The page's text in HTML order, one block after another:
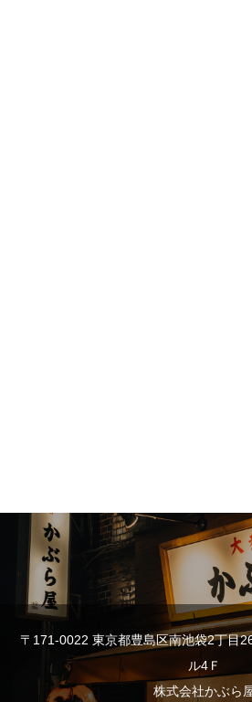
〒171-0022 東京都豊島区南池袋2丁目
ル4Ｆ
株式会社かぶら